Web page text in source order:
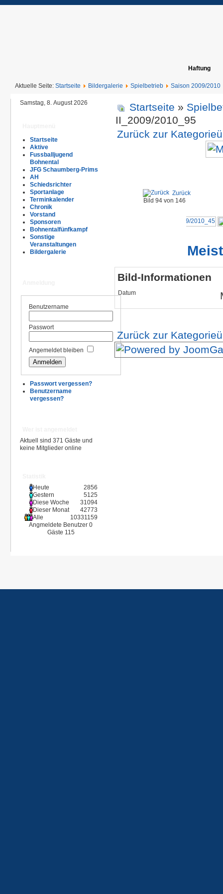
Haftung
Aktuelle Seite: Startseite Bildergalerie Spielbetrieb Saison 2009/2010
Samstag, 8. August 2026
Startseite
Aktive
Fussballjugend
Bohnental
JFG Schaumberg-Prims
AH
Schiedsrichter
Sportanlage
Terminkalender
Chronik
Vorstand
Sponsoren
Bohnentalfünfkampf
Sonstige
Veranstaltungen
Bildergalerie
Benutzername
Passwort
Angemeldet bleiben
Passwort vergessen?
Benutzername
vergessen?
Aktuell sind 371 Gäste und
keine Mitglieder online
Heute
2856
Gestern
5125
Diese Woche
31094
Dieser Monat
42773
Alle
10331159
Angmeldete Benutzer 0
Gäste 115
Startseite »
II_2009/2010_95
Zurück zur
Zurück
Bild 94 von 146
Bild-Informationen
Datum
Zurück zur